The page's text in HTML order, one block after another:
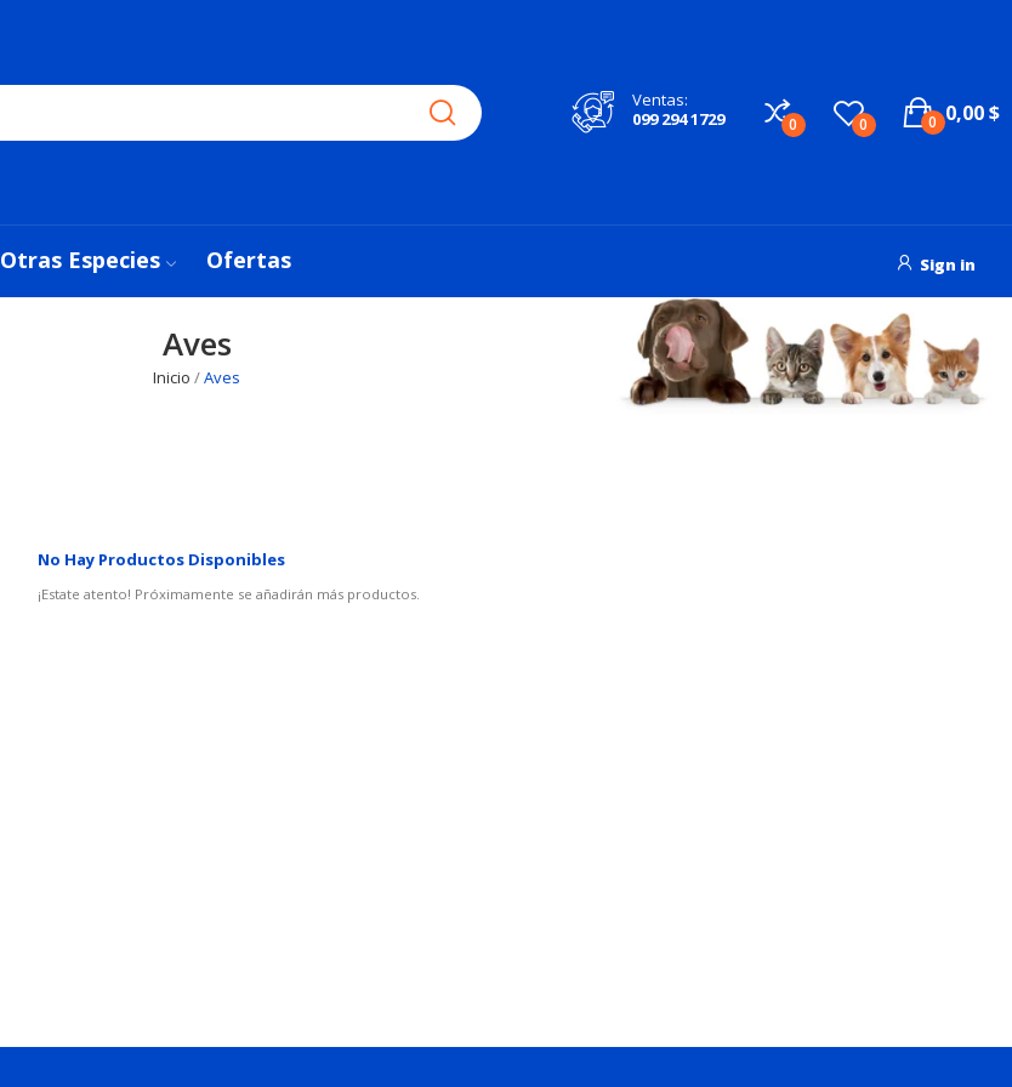
Ventas:
099 294 1729
0 0 0,00 $
0
Otras Especies Ofertas Sign in
Aves
Inicio Aves
No Hay Productos Disponibles
¡Estate atento! Próximamente se añadirán más productos.